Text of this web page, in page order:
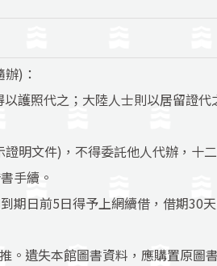
)：
護照代之；大陸人士則以居留證代
明文件)，不得委託他人代辦，十
手續。
期日前5日得予上網續借，借期30
遺失本館圖書資料，應購置原圖